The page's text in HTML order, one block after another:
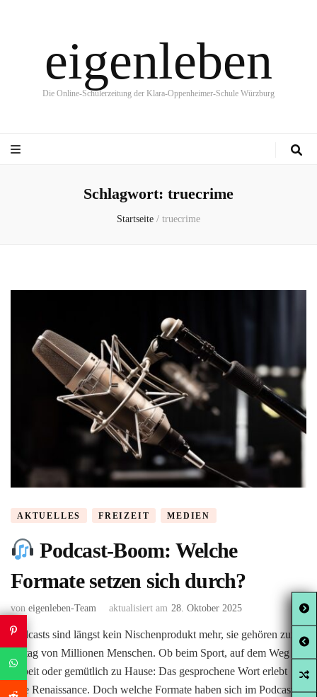
eigenleben
Die Online-Schülerzeitung der Klara-Oppenheimer-Schule Würzburg
Schlagwort: truecrime
Startseite / truecrime
AKTUELLES FREIZEIT MEDIEN
Podcast-Boom: Welche
Formate setzen sich durch?
von eigenleben-Team aktualisiert am 28. Oktober 2025
Podcasts sind längst kein Nischenprodukt mehr, sie gehören zum
Alltag von Millionen Menschen. Ob beim Sport, auf dem Weg zur
Arbeit oder gemütlich zu Hause: Das gesprochene Wort erlebt
eine Renaissance. Doch welche Formate haben sich im Podcast-